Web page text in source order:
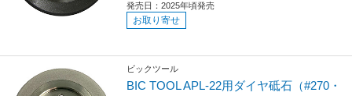
発売日：2025年頃発売
お取り寄せ
ビックツール
BIC TOOL APL-22用ダイヤ砥石（#270・